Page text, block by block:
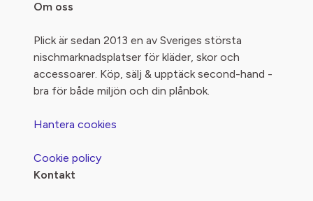
Om oss
Plick är sedan 2013 en av Sveriges största
nischmarknadsplatser för kläder, skor och
accessoarer. Köp, sälj & upptäck second-hand -
bra för både miljön och din plånbok.
Hantera cookies
Cookie policy
Kontakt